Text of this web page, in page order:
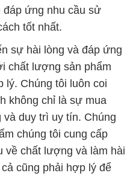
đáp ứng nhu cầu sử
tốt nhất.
sự hài lòng và đáp ứng
chất lượng sản phẩm
lý. Chúng tôi luôn coi
không chỉ là sự mua
duy trì uy tín. Chúng
chúng tôi cung cấp
về chất lượng và làm hài
cũng phải hợp lý để